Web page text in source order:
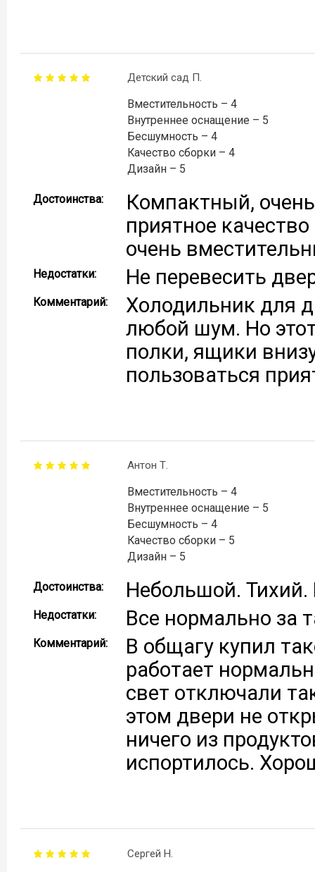
Детский сад П.
Вместительность – 4
Внутреннее оснащение – 5
Бесшумность – 4
Качество сборки – 4
Дизайн – 5
Достоинства:
Компактный,
приятное
очень
Недостатки: Не перевесить
Комментарий:
Холодильник для
любой шум. Но
полки, ящики
пользоваться
Антон Т.
Вместительность – 4
Внутреннее оснащение – 5
Бесшумность – 4
Качество сборки – 5
Дизайн – 5
Достоинства: Небольшой. Тихий.
Недостатки: Все нормально за
Комментарий:
В общагу купил
работает
свет отключали
этом двери не
ничего из
испортилось.
Сергей Н.